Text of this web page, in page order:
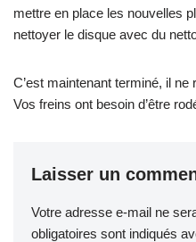
mettre en place les nouvelles
nettoyer le disque avec du
C’est maintenant terminé, il ne
Vos freins ont besoin d’être
Laisser un
Votre adresse e-mail ne
obligatoires sont indiqués